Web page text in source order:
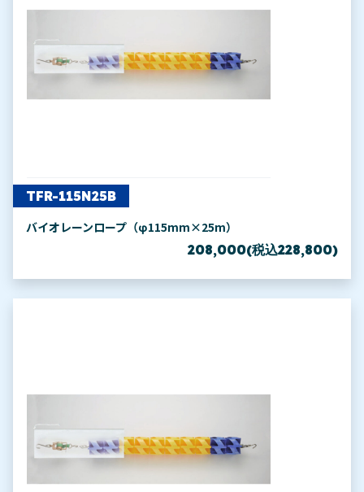
TFR-115N25B
バイオレーンロープ（φ115mm×25m）
208,000(税込228,800)